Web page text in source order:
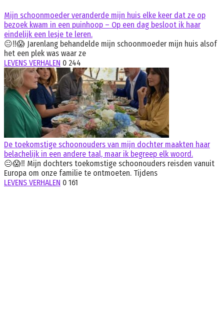
Mijn schoonmoeder veranderde mijn huis elke keer dat ze op
bezoek kwam in een puinhoop – Op een dag besloot ik haar
eindelijk een lesje te leren.
😐‼️😱 Jarenlang behandelde mijn schoonmoeder mijn huis alsof
het een plek was waar ze
LEVENS VERHALEN 0 244
De toekomstige schoonouders van mijn dochter maakten haar
belachelijk in een andere taal, maar ik begreep elk woord.
😐😱‼️ Mijn dochters toekomstige schoonouders reisden vanuit
Europa om onze familie te ontmoeten. Tijdens
LEVENS VERHALEN 0 161